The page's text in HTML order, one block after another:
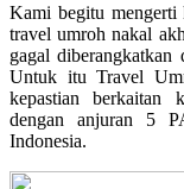
Kami begitu mengerti
travel umroh nakal
gagal
Untuk itu Travel
kepastian berkaitan
dengan anjuran 5
Indonesia.